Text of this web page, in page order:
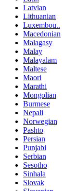
Latvian
Lithuanian
Luxembou..
Macedonian
Malagasy
Malay
Malayalam
Maltese
Maori
Marathi
Mongolian
Burmese
Nepali
Norwegian
Pashto
Persian
Punjabi
Serbian
Sesotho
Sinhala
Slovak